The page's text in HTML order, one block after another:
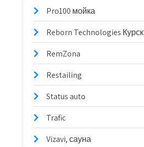
Pro100 мойка
Reborn Technologies Курск
RemZona
Restailing
Status auto
Trafic
Vizavi, сауна